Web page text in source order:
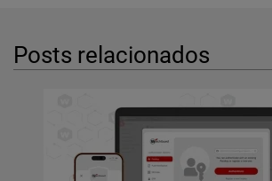
Posts relacionados